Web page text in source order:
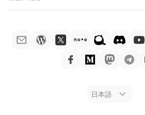
デモ注文
ONLYOFFICE Docs vs Google Docs
ONLYOFFICE Docs vs WPS
ONLYOFFICE Docs vs Adobe Acrobat
プレスリリースに関する質問press@onlyoffice.com
折返し電話をリクエスト
日本語